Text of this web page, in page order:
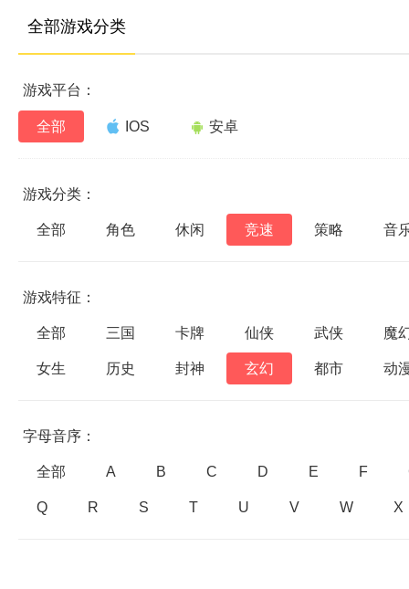
全部游戏分类
游戏平台：
全部 IOS 安卓
游戏分类：
全部 角色 休闲 竞速 策略 音
游戏特征：
全部 三国 卡牌 仙侠 武侠 魔
女生 历史 封神 玄幻 都市 动
字母音序：
全部 A B C D E F
Q R S T U V W X